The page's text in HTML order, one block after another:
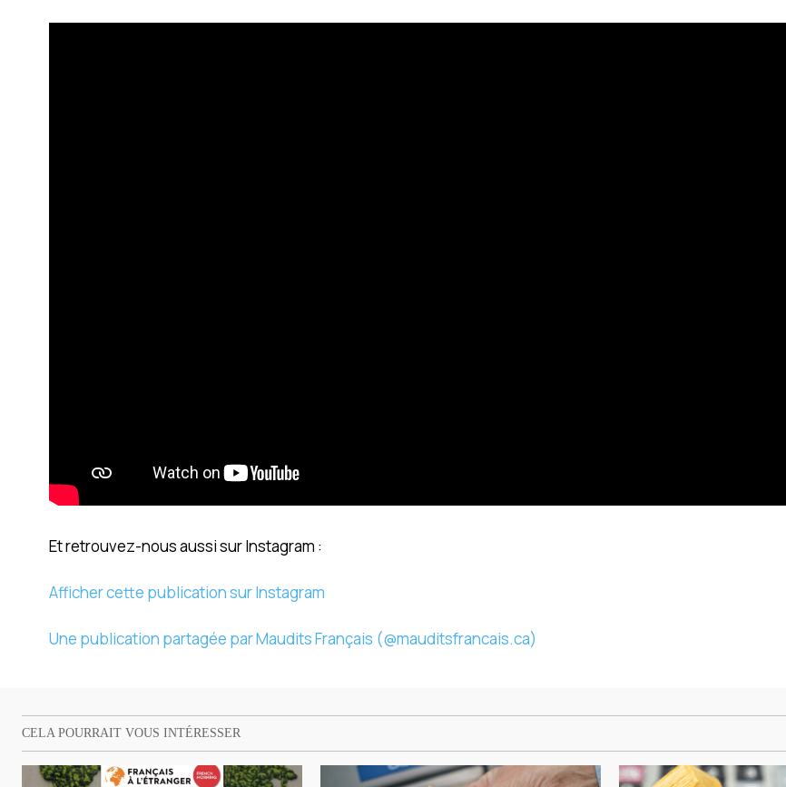
Et retrouvez-nous aussi sur Instagram :
Afficher cette publication sur Instagram
Une publication partagée par Maudits Français (@mauditsfrancais.ca)
CELA POURRAIT VOUS INTÉRESSER